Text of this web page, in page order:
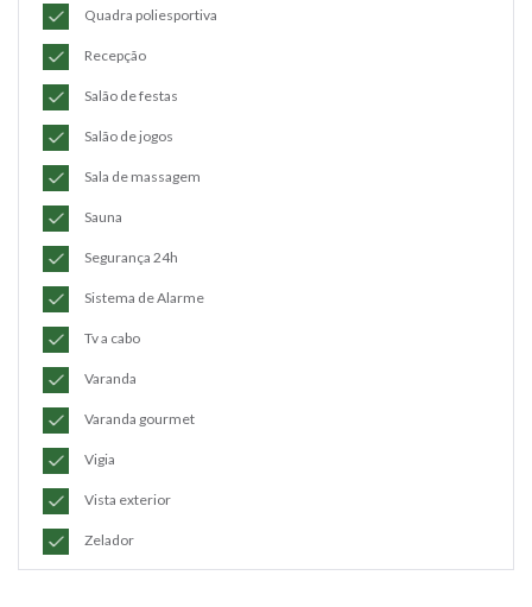
Quadra poliesportiva
Recepção
Salão de festas
Salão de jogos
Sala de massagem
Sauna
Segurança 24h
Sistema de Alarme
Tv a cabo
Varanda
Varanda gourmet
Vigia
Vista exterior
Zelador